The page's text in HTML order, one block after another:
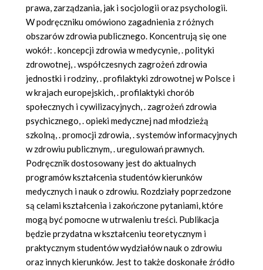
prawa, zarządzania, jak i socjologii oraz psychologii.
W podręczniku omówiono zagadnienia z różnych
obszarów zdrowia publicznego. Koncentrują się one
wokół: . koncepcji zdrowia w medycynie, . polityki
zdrowotnej, . współczesnych zagrożeń zdrowia
jednostki i rodziny, . profilaktyki zdrowotnej w Polsce i
w krajach europejskich, . profilaktyki chorób
społecznych i cywilizacyjnych, . zagrożeń zdrowia
psychicznego, . opieki medycznej nad młodzieżą
szkolną, . promocji zdrowia, . systemów informacyjnych
w zdrowiu publicznym, . uregulowań prawnych.
Podręcznik dostosowany jest do aktualnych
programów kształcenia studentów kierunków
medycznych i nauk o zdrowiu. Rozdziały poprzedzone
są celami kształcenia i zakończone pytaniami, które
mogą być pomocne w utrwaleniu treści. Publikacja
będzie przydatna w kształceniu teoretycznym i
praktycznym studentów wydziałów nauk o zdrowiu
oraz innych kierunków. Jest to także doskonałe źródło